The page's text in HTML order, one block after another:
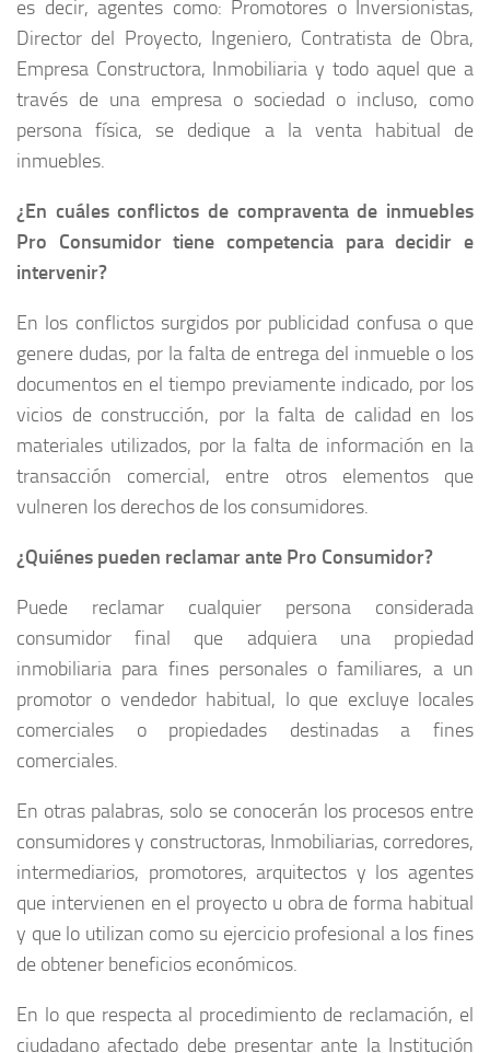
es decir, agentes como: Promotores o Inversionistas,
Director del Proyecto, Ingeniero, Contratista de Obra,
Empresa Constructora, Inmobiliaria y todo aquel que a
través de una empresa o sociedad o incluso, como
persona física, se dedique a la venta habitual de
inmuebles.
¿En cuáles conflictos de compraventa de inmuebles
Pro Consumidor tiene competencia para decidir e
intervenir?
En los conflictos surgidos por publicidad confusa o que
genere dudas, por la falta de entrega del inmueble o los
documentos en el tiempo previamente indicado, por los
vicios de construcción, por la falta de calidad en los
materiales utilizados, por la falta de información en la
transacción comercial, entre otros elementos que
vulneren los derechos de los consumidores.
¿Quiénes pueden reclamar ante Pro Consumidor?
Puede reclamar cualquier persona considerada
consumidor final que adquiera una propiedad
inmobiliaria para fines personales o familiares, a un
promotor o vendedor habitual, lo que excluye locales
comerciales o propiedades destinadas a fines
comerciales.
En otras palabras, solo se conocerán los procesos entre
consumidores y constructoras, Inmobiliarias, corredores,
intermediarios, promotores, arquitectos y los agentes
que intervienen en el proyecto u obra de forma habitual
y que lo utilizan como su ejercicio profesional a los fines
de obtener beneficios económicos.
En lo que respecta al procedimiento de reclamación, el
ciudadano afectado debe presentar ante la Institución